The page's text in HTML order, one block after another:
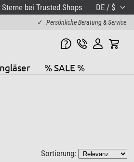
bei Trusted Shops DE / $
✓ Persönliche Beratung & Service
% SALE %
Sortierung: